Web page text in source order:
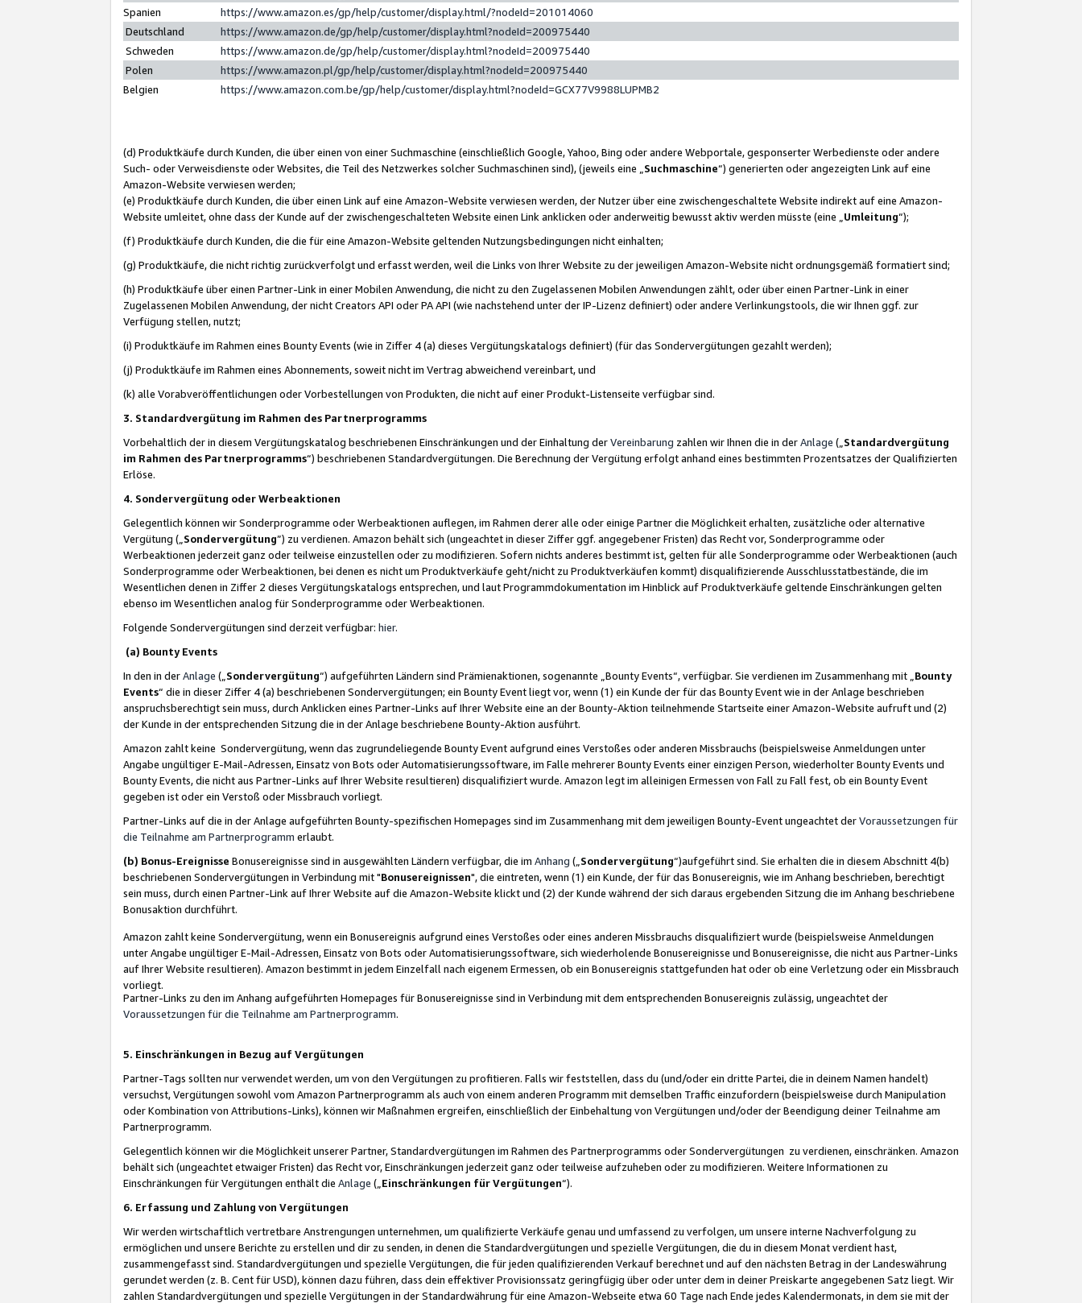
Spanien
https://www.amazon.es/gp/help/customer/display.html/?nodeId=201014060
Deutschland
https://www.amazon.de/gp/help/customer/display.html?nodeId=200975440
Schweden
https://www.amazon.de/gp/help/customer/display.html?nodeId=200975440
Polen
https://www.amazon.pl/gp/help/customer/display.html?nodeId=200975440
Belgien
https://www.amazon.com.be/gp/help/customer/display.html?nodeId=GCX77V9988LUPMB2
(d) Produktkäufe durch Kunden, die über einen von einer Suchmaschine (einschließlich Google, Yahoo, Bing oder andere Webportale, gesponserter Werbedienste oder andere
Such- oder Verweisdienste oder Websites, die Teil des Netzwerkes solcher Suchmaschinen sind), (jeweils eine „ Suchmaschine“) generierten oder angezeigten Link auf eine
Amazon-Website verwiesen werden;
(e) Produktkäufe durch Kunden, die über einen Link auf eine Amazon-Website verwiesen werden, der Nutzer über eine zwischengeschaltete Website indirekt auf eine Amazon-
Website umleitet, ohne dass der Kunde auf der zwischengeschalteten Website einen Link anklicken oder anderweitig bewusst aktiv werden müsste (eine „ Umleitung“);
(f) Produktkäufe durch Kunden, die die für eine Amazon-Website geltenden Nutzungsbedingungen nicht einhalten;
(g) Produktkäufe, die nicht richtig zurückverfolgt und erfasst werden, weil die Links von Ihrer Website zu der jeweiligen Amazon-Website nicht ordnungsgemäß formatiert sind;
(h) Produktkäufe über einen Partner-Link in einer Mobilen Anwendung, die nicht zu den Zugelassenen Mobilen Anwendungen zählt, oder über einen Partner-Link in einer
Zugelassenen Mobilen Anwendung, der nicht Creators API oder PA API (wie nachstehend unter der IP-Lizenz definiert) oder andere Verlinkungstools, die wir Ihnen ggf. zur
Verfügung stellen, nutzt;
(i) Produktkäufe im Rahmen eines Bounty Events (wie in Ziffer 4 (a) dieses Vergütungskatalogs definiert) (für das Sondervergütungen gezahlt werden);
(j) Produktkäufe im Rahmen eines Abonnements, soweit nicht im Vertrag abweichend vereinbart, und
(k) alle Vorabveröffentlichungen oder Vorbestellungen von Produkten, die nicht auf einer Produkt-Listenseite verfügbar sind.
3. Standardvergütung im Rahmen des Partnerprogramms
Vorbehaltlich der in diesem Vergütungskatalog beschriebenen Einschränkungen und der Einhaltung derVereinbarung zahlen wir Ihnen die in derAnlage („ Standardvergütung
im Rahmen des Partnerprogramms“) beschriebenen Standardvergütungen. Die Berechnung der Vergütung erfolgt anhand eines bestimmten Prozentsatzes der Qualifizierten
Erlöse.
4. Sondervergütung oder Werbeaktionen
Gelegentlich können wir Sonderprogramme oder Werbeaktionen auflegen, im Rahmen derer alle oder einige Partner die Möglichkeit erhalten, zusätzliche oder alternative
Vergütung („ Sondervergütung”) zu verdienen. Amazon behält sich (ungeachtet in dieser Ziffer ggf. angegebener Fristen) das Recht vor, Sonderprogramme oder
Werbeaktionen jederzeit ganz oder teilweise einzustellen oder zu modifizieren. Sofern nichts anderes bestimmt ist, gelten für alle Sonderprogramme oder Werbeaktionen (auch
Sonderprogramme oder Werbeaktionen, bei denen es nicht um Produktverkäufe geht/nicht zu Produktverkäufen kommt) disqualifizierende Ausschlusstatbestände, die im
Wesentlichen denen in Ziffer 2 dieses Vergütungskatalogs entsprechen, und laut Programmdokumentation im Hinblick auf Produktverkäufe geltende Einschränkungen gelten
ebenso im Wesentlichen analog für Sonderprogramme oder Werbeaktionen.
Folgende Sondervergütungen sind derzeit verfügbar: hier.
(a) Bounty Events
In den in derAnlage („ Sondervergütung“) aufgeführten Ländern sind Prämienaktionen, sogenannte „Bounty Events“, verfügbar. Sie verdienen im Zusammenhang mit „ Bounty
Events“ die in dieser Ziffer 4 (a) beschriebenen Sondervergütungen; ein Bounty Event liegt vor, wenn (1) ein Kunde der für das Bounty Event wie in der Anlage beschrieben
anspruchsberechtigt sein muss, durch Anklicken eines Partner-Links auf Ihrer Website eine an der Bounty-Aktion teilnehmende Startseite einer Amazon-Website aufruft und (2)
der Kunde in der entsprechenden Sitzung die in der Anlage beschriebene Bounty-Aktion ausführt.
Amazon zahlt keine Sondervergütung, wenn das zugrundeliegende Bounty Event aufgrund eines Verstoßes oder anderen Missbrauchs (beispielsweise Anmeldungen unter
Angabe ungültiger E-Mail-Adressen, Einsatz von Bots oder Automatisierungssoftware, im Falle mehrerer Bounty Events einer einzigen Person, wiederholter Bounty Events und
Bounty Events, die nicht aus Partner-Links auf Ihrer Website resultieren) disqualifiziert wurde. Amazon legt im alleinigen Ermessen von Fall zu Fall fest, ob ein Bounty Event
gegeben ist oder ein Verstoß oder Missbrauch vorliegt.
Partner-Links auf die in der Anlage aufgeführten Bounty-spezifischen Homepages sind im Zusammenhang mit dem jeweiligen Bounty-Event ungeachtet derVoraussetzungen für
die Teilnahme am Partnerprogramm erlaubt.
(b) Bonus-Ereignisse Bonusereignisse sind in ausgewählten Ländern verfügbar, die im Anhang („ Sondervergütung“)aufgeführt sind. Sie erhalten die in diesem Abschnitt 4(b)
beschriebenen Sondervergütungen in Verbindung mit "Bonusereignissen", die eintreten, wenn (1) ein Kunde, der für das Bonusereignis, wie im Anhang beschrieben, berechtigt
sein muss, durch einen Partner-Link auf Ihrer Website auf die Amazon-Website klickt und (2) der Kunde während der sich daraus ergebenden Sitzung die im Anhang beschriebene
Bonusaktion durchführt.
Amazon zahlt keine Sondervergütung, wenn ein Bonusereignis aufgrund eines Verstoßes oder eines anderen Missbrauchs disqualifiziert wurde (beispielsweise Anmeldungen
unter Angabe ungültiger E-Mail-Adressen, Einsatz von Bots oder Automatisierungssoftware, sich wiederholende Bonusereignisse und Bonusereignisse, die nicht aus Partner-Links
auf Ihrer Website resultieren). Amazon bestimmt in jedem Einzelfall nach eigenem Ermessen, ob ein Bonusereignis stattgefunden hat oder ob eine Verletzung oder ein Missbrauch
vorliegt.
Partner-Links zu den im Anhang aufgeführten Homepages für Bonusereignisse sind in Verbindung mit dem entsprechenden Bonusereignis zulässig, ungeachtet der
Voraussetzungen für die Teilnahme am Partnerprogramm.
5. Einschränkungen in Bezug auf Vergütungen
Partner-Tags sollten nur verwendet werden, um von den Vergütungen zu profitieren. Falls wir feststellen, dass du (und/oder ein dritte Partei, die in deinem Namen handelt)
versuchst, Vergütungen sowohl vom Amazon Partnerprogramm als auch von einem anderen Programm mit demselben Traffic einzufordern (beispielsweise durch Manipulation
oder Kombination von Attributions-Links), können wir Maßnahmen ergreifen, einschließlich der Einbehaltung von Vergütungen und/oder der Beendigung deiner Teilnahme am
Partnerprogramm.
Gelegentlich können wir die Möglichkeit unserer Partner, Standardvergütungen im Rahmen des Partnerprogramms oder Sondervergütungen zu verdienen, einschränken. Amazon
behält sich (ungeachtet etwaiger Fristen) das Recht vor, Einschränkungen jederzeit ganz oder teilweise aufzuheben oder zu modifizieren. Weitere Informationen zu
Einschränkungen für Vergütungen enthält die Anlage („ Einschränkungen für Vergütungen“).
6. Erfassung und Zahlung von Vergütungen
Wir werden wirtschaftlich vertretbare Anstrengungen unternehmen, um qualifizierte Verkäufe genau und umfassend zu verfolgen, um unsere interne Nachverfolgung zu
ermöglichen und unsere Berichte zu erstellen und dir zu senden, in denen die Standardvergütungen und spezielle Vergütungen, die du in diesem Monat verdient hast,
zusammengefasst sind. Standardvergütungen und spezielle Vergütungen, die für jeden qualifizierenden Verkauf berechnet und auf den nächsten Betrag in der Landeswährung
gerundet werden (z. B. Cent für USD), können dazu führen, dass dein effektiver Provisionssatz geringfügig über oder unter dem in deiner Preiskarte angegebenen Satz liegt. Wir
zahlen Standardvergütungen und spezielle Vergütungen in der Standardwährung für eine Amazon-Webseite etwa 60 Tage nach Ende jedes Kalendermonats, in dem sie mit der